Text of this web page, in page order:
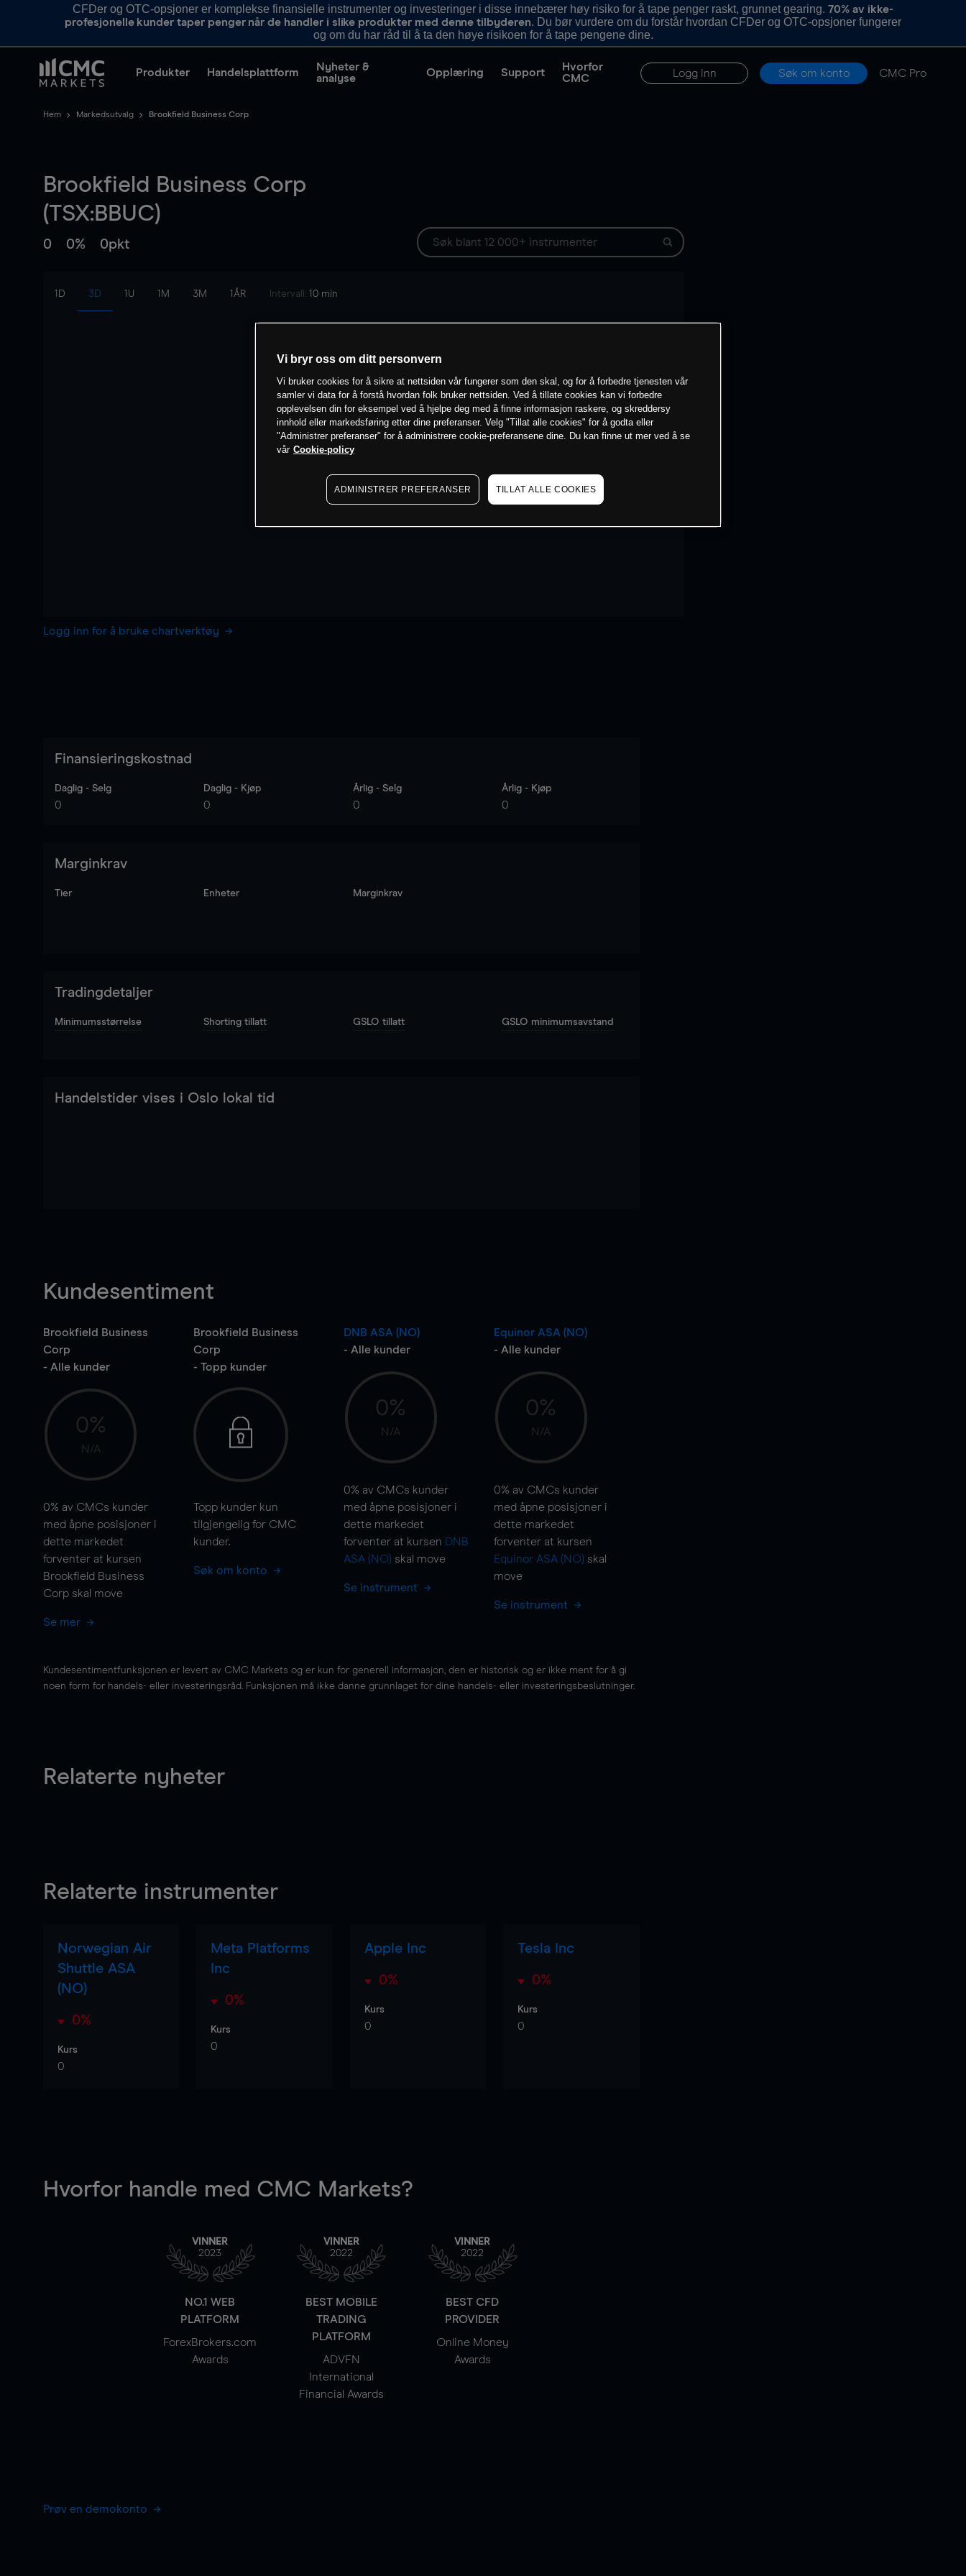
CFDer og OTC-opsjoner er komplekse finansielle instrumenter og investeringer i disse innebærer høy risiko for å tape penger raskt, grunnet gearing.70% av ikke-
profesjonelle kunder taper penger når de handler i slike produkter med denne tilbyderen. Du bør vurdere om du forstår hvordan CFDer og OTC-opsjoner fungerer
og om du har råd til å ta den høye risikoen for å tape pengene dine.
Produkter Handelsplattform
Nyheter &
analyse
Opplæring Support
Hvorfor
CMC
Logg inn Søk om konto CMC Pro
Hem Markedsutvalg Brookfield Business Corp
Brookfield Business Corp
(TSX:BBUC)
0 0% 0pkt
1D 3D 1U 1M 3M 1ÅR Intervall: 10 min
Logg inn for å bruke chartverktøy
Finansieringskostnad
Daglig - Selg
0
Daglig - Kjøp
0
Årlig - Selg
0
Årlig - Kjøp
0
Marginkrav
Tier Enheter Marginkrav
Tradingdetaljer
Minimumsstørrelse Shorting tillatt GSLO tillatt GSLO minimumsavstand
Handelstider vises i Oslo lokal tid
Kundesentiment
Brookfield Business
Corp
- Alle kunder
0%
N/A
0% av CMCs kunder
med åpne posisjoner i
dette markedet
forventer at kursen
Brookfield Business
Corp skal move
Se mer
Brookfield Business
Corp
- Topp kunder
Topp kunder kun
tilgjengelig for CMC
kunder.
Søk om konto
DNB ASA (NO)
- Alle kunder
0%
N/A
0% av CMCs kunder
med åpne posisjoner i
dette markedet
forventer at kursen DNB
ASA (NO) skal move
Se instrument
Equinor ASA (NO)
- Alle kunder
0%
N/A
0% av CMCs kunder
med åpne posisjoner i
dette markedet
forventer at kursen
Equinor ASA (NO) skal
move
Se instrument
Kundesentimentfunksjonen er levert av CMC Markets og er kun for generell informasjon, den er historisk og er ikke ment for å gi
noen form for handels- eller investeringsråd. Funksjonen må ikke danne grunnlaget for dine handels- eller investeringsbeslutninger.
Relaterte nyheter
Relaterte instrumenter
Norwegian Air
Shuttle ASA
(NO)
0%
Kurs
0
Meta Platforms
Inc
0%
Kurs
0
Apple Inc
0%
Kurs
0
Tesla Inc
0%
Kurs
0
Hvorfor handle med CMC Markets?
VINNER
2023
NO.1 WEB
PLATFORM
ForexBrokers.com
Awards
VINNER
2022
BEST MOBILE
TRADING
PLATFORM
ADVFN
International
Financial Awards
VINNER
2022
BEST CFD
PROVIDER
Online Money
Awards
Prøv en demokonto
Vi bryr oss om ditt personvern
Vi bruker cookies for å sikre at nettsiden vår fungerer som den skal, og for å forbedre tjenesten vår
samler vi data for å forstå hvordan folk bruker nettsiden. Ved å tillate cookies kan vi forbedre
opplevelsen din for eksempel ved å hjelpe deg med å finne informasjon raskere, og skreddersy
innhold eller markedsføring etter dine preferanser. Velg "Tillat alle cookies" for å godta eller
"Administrer preferanser" for å administrere cookie-preferansene dine. Du kan finne ut mer ved å se
vår Cookie-policy
ADMINISTRER PREFERANSER TILLAT ALLE COOKIES